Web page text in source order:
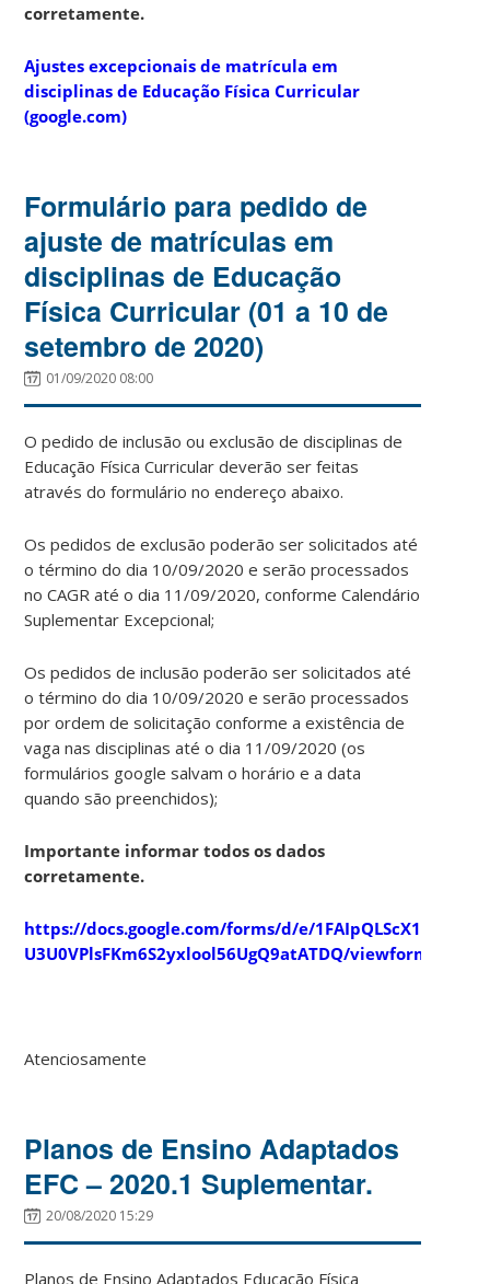
corretamente.
Ajustes excepcionais de matrícula em
disciplinas de Educação Física Curricular
(google.com)
Formulário para pedido de
ajuste de matrículas em
disciplinas de Educação
Física Curricular (01 a 10 de
setembro de 2020)
01/09/2020 08:00
O pedido de inclusão ou exclusão de disciplinas de
Educação Física Curricular deverão ser feitas
através do formulário no endereço abaixo.
Os pedidos de exclusão poderão ser solicitados até
o término do dia 10/09/2020 e serão processados
no CAGR até o dia 11/09/2020, conforme Calendário
Suplementar Excepcional;
Os pedidos de inclusão poderão ser solicitados até
o término do dia 10/09/2020 e serão processados
por ordem de solicitação conforme a existência de
vaga nas disciplinas até o dia 11/09/2020 (os
formulários google salvam o horário e a data
quando são preenchidos);
Importante informar todos os dados
corretamente.
https://docs.google.com/forms/d/e/
U3U0VPlsFKm6S2yxlool56UgQ9atATDQ/viewform
Atenciosamente
Planos de Ensino Adaptados
EFC – 2020.1 Suplementar.
20/08/2020 15:29
Planos de Ensino Adaptados Educação Física